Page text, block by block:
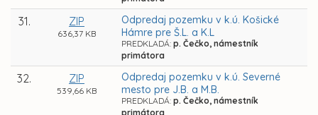
31. ZIP
636,37 KB
Odpredaj pozemku v k.ú. Košické
Hámre pre Š.L. a K.L
PREDKLADÁ: p. Čečko, námestník
primátora
32. ZIP
539,66 KB
Odpredaj pozemku v k.ú. Severné
mesto pre J.B. a M.B.
PREDKLADÁ: p. Čečko, námestník
primátora